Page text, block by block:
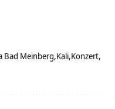
Bad Meinberg Kali Konzert